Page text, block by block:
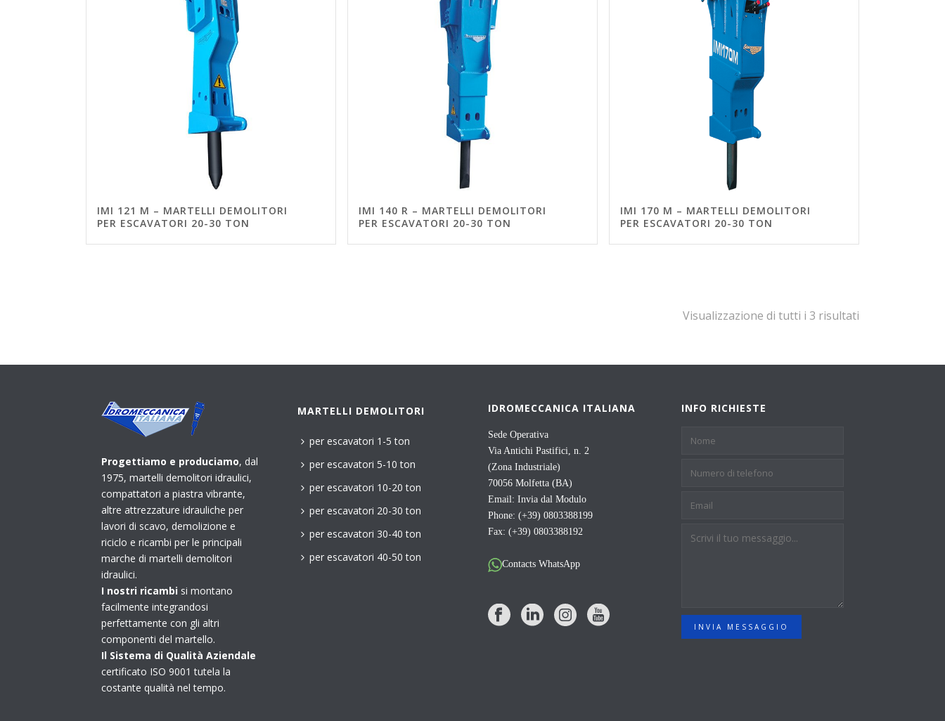
IMI 121 M – MARTELLI DEMOLITORI
PER ESCAVATORI 20-30 TON
IMI 140 R – MARTELLI DEMOLITORI
PER ESCAVATORI 20-30 TON
IMI 170 M – MARTELLI DEMOLITORI
PER ESCAVATORI 20-30 TON
Visualizzazione di tutti i 3 risultati
Progettiamo e produciamo, dal
1975, martelli demolitori idraulici,
compattatori a piastra vibrante,
altre attrezzature idrauliche per
lavori di scavo, demolizione e
riciclo e ricambi per le principali
marche di martelli demolitori
idraulici.
I nostri ricambi si montano
facilmente integrandosi
perfettamente con gli altri
componenti del martello.
Il Sistema di Qualità Aziendale
certificato ISO 9001 tutela la
costante qualità nel tempo.
MARTELLI DEMOLITORI
per escavatori 1-5 ton
per escavatori 5-10 ton
per escavatori 10-20 ton
per escavatori 20-30 ton
per escavatori 30-40 ton
per escavatori 40-50 ton
IDROMECCANICA ITALIANA
Sede Operativa
Via Antichi Pastifici, n. 2
(Zona Industriale)
70056 Molfetta (BA)
Email: Invia dal Modulo
Phone: (+39) 0803388199
Fax: (+39) 0803388192
Contacts WhatsApp
INFO RICHIESTE
INVIA MESSAGGIO